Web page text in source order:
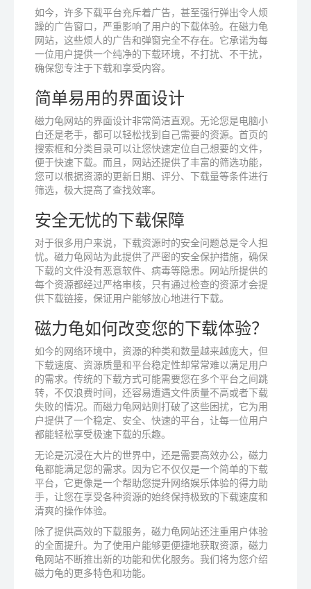
如今，许多下载平台充斥着广告，甚至强行弹出令人烦
躁的广告窗口，严重影响了用户的下载体验。在磁力龟
网站，这些烦人的广告和弹窗完全不存在。它承诺为每
一位用户提供一个纯净的下载环境，不打扰、不干扰，
确保您专注于下载和享受内容。
简单易用的界面设计
磁力龟网站的界面设计非常简洁直观。无论您是电脑小
白还是老手，都可以轻松找到自己需要的资源。首页的
搜索框和分类目录可以让您快速定位自己想要的文件，
便于快速下载。而且，网站还提供了丰富的筛选功能，
您可以根据资源的更新日期、评分、下载量等条件进行
筛选，极大提高了查找效率。
安全无忧的下载保障
对于很多用户来说，下载资源时的安全问题总是令人担
忧。磁力龟网站为此提供了严密的安全保护措施，确保
下载的文件没有恶意软件、病毒等隐患。网站所提供的
每个资源都经过严格审核，只有通过检查的资源才会提
供下载链接，保证用户能够放心地进行下载。
磁力龟如何改变您的下载体验？
如今的网络环境中，资源的种类和数量越来越庞大，但
下载速度、资源质量和平台稳定性却常常难以满足用户
的需求。传统的下载方式可能需要您在多个平台之间跳
转，不仅浪费时间，还容易遭遇文件质量不高或者下载
失败的情况。而磁力龟网站则打破了这些困扰，它为用
户提供了一个稳定、安全、快速的平台，让每一位用户
都能轻松享受极速下载的乐趣。
无论是沉浸在大片的世界中，还是需要高效办公，磁力
龟都能满足您的需求。因为它不仅仅是一个简单的下载
平台，它更像是一个帮助您提升网络娱乐体验的得力助
手，让您在享受各种资源的始终保持极致的下载速度和
清爽的操作体验。
除了提供高效的下载服务，磁力龟网站还注重用户体验
的全面提升。为了使用户能够更便捷地获取资源，磁力
龟网站不断推出新的功能和优化服务。我们将为您介绍
磁力龟的更多特色和功能。